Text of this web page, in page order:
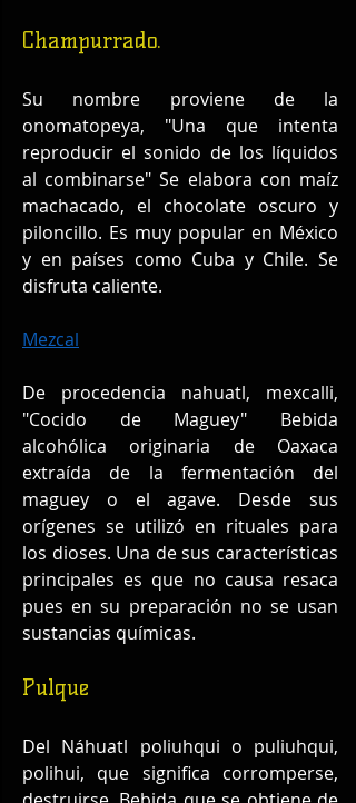
Champurrado.
Su nombre proviene de la
onomatopeya, "Una que intenta
reproducir el sonido de los líquidos
al combinarse" Se elabora con maíz
machacado, el chocolate oscuro y
piloncillo. Es muy popular en México
y en países como Cuba y Chile. Se
disfruta caliente.
Mezcal
De procedencia nahuatl, mexcalli,
"Cocido de Maguey" Bebida
alcohólica originaria de Oaxaca
extraída de la fermentación del
maguey o el agave. Desde sus
orígenes se utilizó en rituales para
los dioses. Una de sus características
principales es que no causa resaca
pues en su preparación no se usan
sustancias químicas.
Pulque
Del Náhuatl poliuhqui o puliuhqui,
polihui, que significa corromperse,